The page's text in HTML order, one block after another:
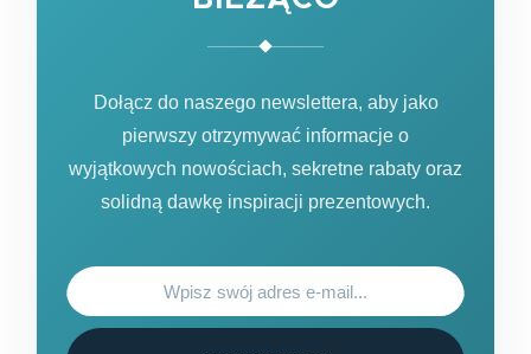
Dołącz do naszego newslettera, aby jako
pierwszy otrzymywać informacje o
wyjątkowych nowościach, sekretne rabaty oraz
solidną dawkę inspiracji prezentowych.